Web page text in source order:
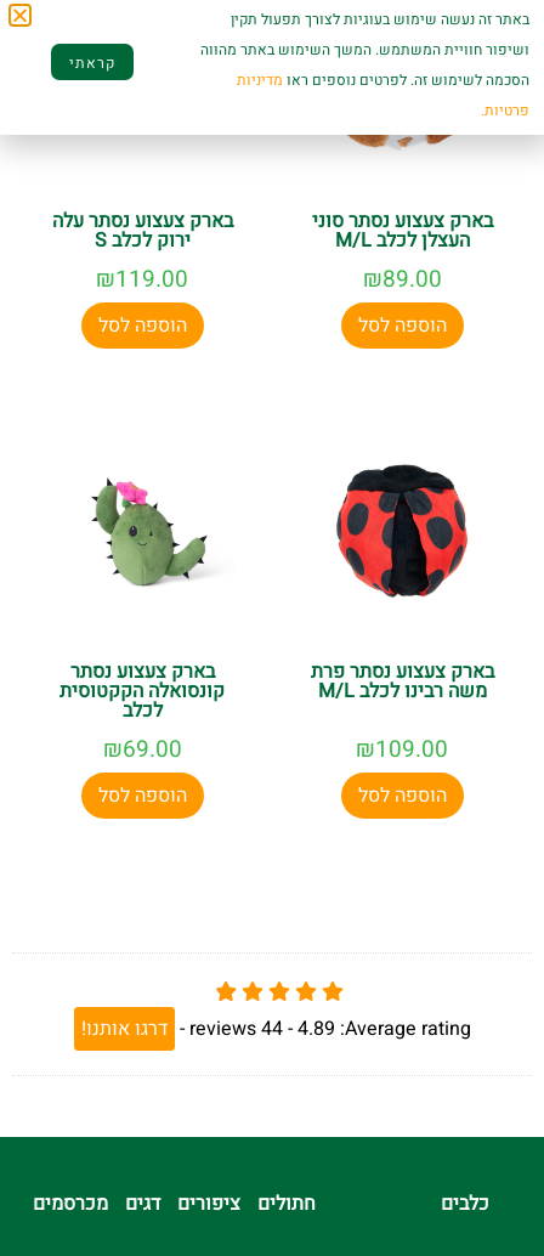
בארק צעצוע נסתר סוני
העצלן לכלב M/L
₪89.00
הוספה לסל
בארק צעצוע נסתר עלה
ירוק לכלב S
₪119.00
הוספה לסל
בארק צעצוע נסתר פרת
משה רבינו לכלב M/L
₪109.00
הוספה לסל
בארק צעצוע נסתר
קונסואלה הקקטוסית
לכלב
₪69.00
הוספה לסל
Average rating:
4.89 -
44
reviews
- דרגו אותנו!
כלבים חתולים ציפורים דגים מכרסמים
באתר זה נעשה שימוש בעוגיות לצורך תפעול תקין
ושיפור חוויית המשתמש. המשך השימוש באתר מהווה
הסכמה לשימוש זה. לפרטים נוספים ראו מדיניות
פרטיות.
קראתי